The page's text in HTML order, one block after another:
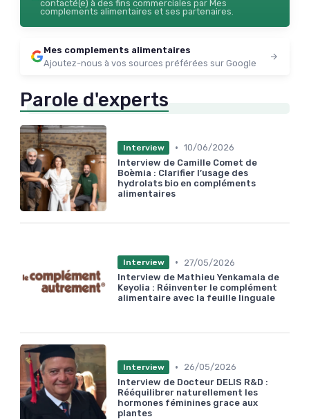
contacté(e) à des fins commerciales par Mes
complements alimentaires et ses partenaires.
Mes complements alimentaires
Ajoutez-nous à vos sources préférées sur Google
Parole d'experts
Interview • 10/06/2026
Interview de Camille Comet de
Boèmia : Clarifier l’usage des
hydrolats bio en compléments
alimentaires
Interview •
27/05/2026
Interview de Mathieu Yenkamala de
Keyolia : Réinventer le complément
alimentaire avec la feuille linguale
Interview •
26/05/2026
Interview de Docteur DELIS R&D :
Rééquilibrer naturellement les
hormones féminines grace aux
plantes